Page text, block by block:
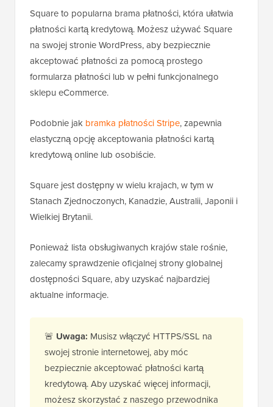
Square to popularna brama płatności, która ułatwia
płatności kartą kredytową. Możesz używać Square
na swojej stronie WordPress, aby bezpiecznie
akceptować płatności za pomocą prostego
formularza płatności lub w pełni funkcjonalnego
sklepu eCommerce.
Podobnie jak bramka płatności Stripe, zapewnia
elastyczną opcję akceptowania płatności kartą
kredytową online lub osobiście.
Square jest dostępny w wielu krajach, w tym w
Stanach Zjednoczonych, Kanadzie, Australii, Japonii i
Wielkiej Brytanii.
Ponieważ lista obsługiwanych krajów stale rośnie,
zalecamy sprawdzenie oficjalnej strony globalnej
dostępności Square, aby uzyskać najbardziej
aktualne informacje.
🚨 Uwaga: Musisz włączyć HTTPS/SSL na
swojej stronie internetowej, aby móc
bezpiecznie akceptować płatności kartą
kredytową. Aby uzyskać więcej informacji,
możesz skorzystać z naszego przewodnika